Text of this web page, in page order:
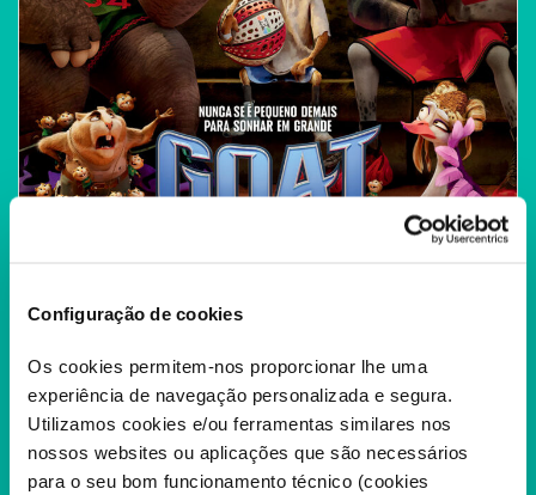
Configuração de cookies
Os cookies permitem-nos proporcionar lhe uma
experiência de navegação personalizada e segura.
Utilizamos cookies e/ou ferramentas similares nos
nossos websites ou aplicações que são necessários
para o seu bom funcionamento técnico (cookies
ANTESTREIA “GOAT – O MAIOR
DE TODOS” – VENCEDORES
30 De Janeiro, 2026
O Will é pequeno, mas o seu sonho é gigante:
provar que…